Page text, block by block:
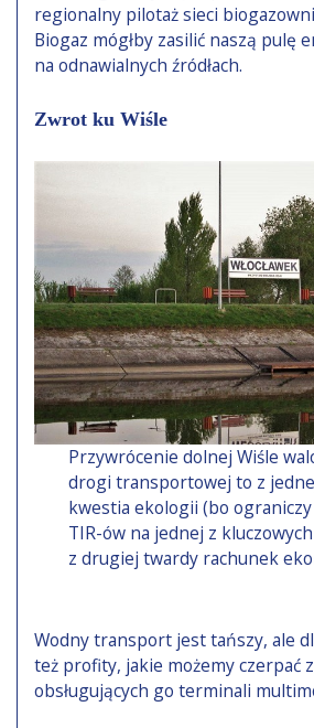
regionalny pilotaż sieci
Biogaz mógłby zasilić naszą pulę
na odnawialnych źródłach.
Zwrot ku Wiśle
Przywrócenie dolnej Wiśle
drogi transportowej to z
kwestia ekologii (bo
TIR-ów na jednej z
z drugiej twardy rachunek
Wodny transport jest tańszy, ale
też profity, jakie możemy czerpać
obsługujących go terminali